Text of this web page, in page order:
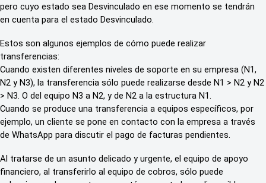
pero cuyo estado sea Desvinculado en ese momento se tendrán
en cuenta para el estado Desvinculado.
Estos son algunos ejemplos de cómo puede realizar
transferencias:
Cuando existen diferentes niveles de soporte en su empresa (N1,
N2 y N3), la transferencia sólo puede realizarse desde N1 > N2 y N2
> N3. O del equipo N3 a N2, y de N2 a la estructura N1.
Cuando se produce una transferencia a equipos específicos, por
ejemplo, un cliente se pone en contacto con la empresa a través
de WhatsApp para discutir el pago de facturas pendientes.
Al tratarse de un asunto delicado y urgente, el equipo de apoyo
financiero, al transferirlo al equipo de cobros, sólo puede